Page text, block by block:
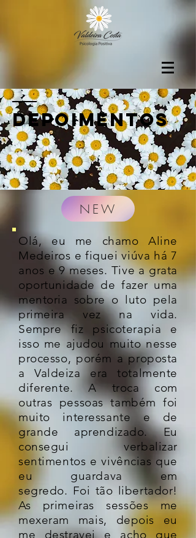
depoimentos
NEW
Olá, eu me chamo Aline
Medeiros e fiquei viúva há 7
anos e 9 meses. Tive a grata
oportunidade de fazer uma
mentoria sobre o luto pela
primeira vez na vida.
Sempre fiz psicoterapia e
isso me ajudou muito nesse
processo, porém a proposta
a Valdeiza era totalmente
diferente. A troca com
outras pessoas também foi
muito interessante e de
grande aprendizado. Eu
consegui verbalizar
sentimentos e vivências que
eu guardava em
segredo. Foi tão libertador!
As primeiras sessões me
mexeram mais, depois eu
me destravei e acho que